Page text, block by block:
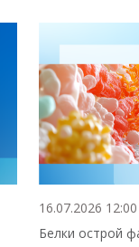
16.07.2026 12:00
Белки острой